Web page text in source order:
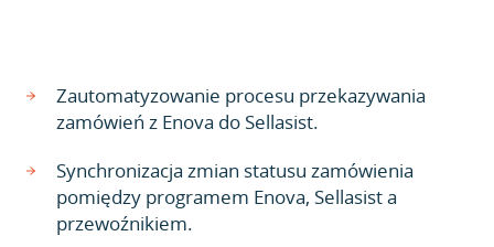
Zautomatyzowanie procesu przekazywania
zamówień z Enova do Sellasist.
Synchronizacja zmian statusu zamówienia
pomiędzy programem Enova, Sellasist a
przewoźnikiem.